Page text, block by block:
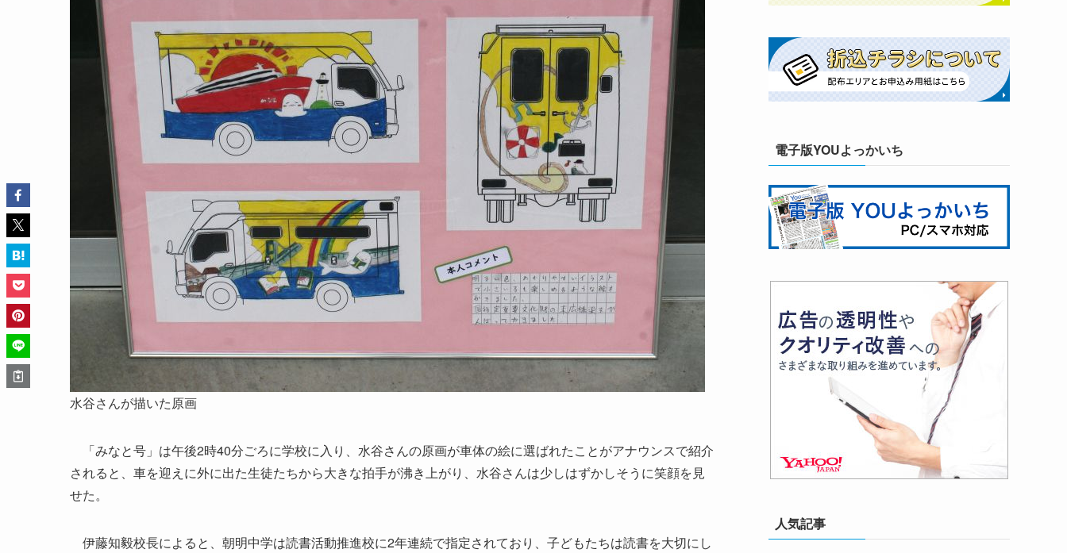
水谷さんが描いた原画
「みなと号」は午後2時40分ごろに学校に入り、水谷さんの原画が車体の絵に選ばれたことがアナウンスで紹介
されると、車を迎えに外に出た生徒たちから大きな拍手が沸き上がり、水谷さんは少しはずかしそうに笑顔を見
せた。
伊藤知毅校長によると、朝明中学は読書活動推進校に2年連続で指定されており、子どもたちは読書を大切にし
電子版YOUよっかいち
人気記事